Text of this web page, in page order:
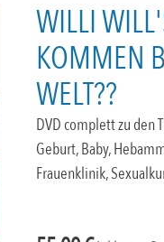
WILLI
KOMMEN
WELT??
DVD complett zu den
Geburt, Baby,
Frauenklinik,